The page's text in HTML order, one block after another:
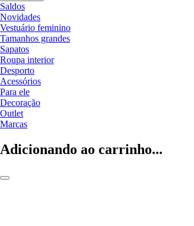
Saldos
Novidades
Vestuário feminino
Tamanhos grandes
Sapatos
Roupa interior
Desporto
Acessórios
Para ele
Decoração
Outlet
Marcas
Adicionando ao carrinho...